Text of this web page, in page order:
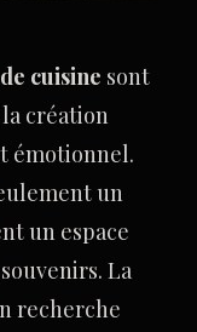
cuisine sont
création
émotionnel.
un
un espace
La
recherche